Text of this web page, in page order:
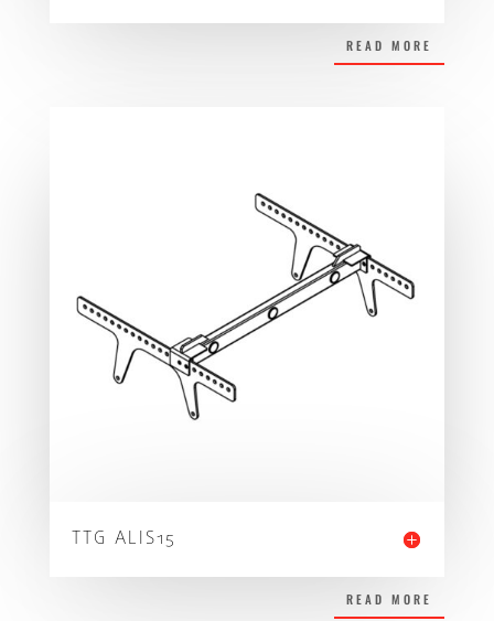
READ MORE
TTG ALIS15
READ MORE